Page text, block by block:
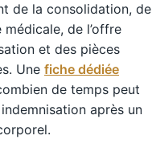
de la consolidation, de
médicale, de l’offre
et des pièces
Une fiche dédiée
de temps peut
après un